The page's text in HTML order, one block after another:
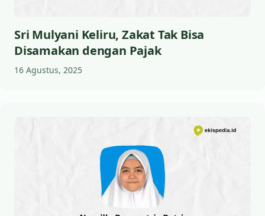
Sri Mulyani Keliru, Zakat Tak Bisa
Disamakan dengan Pajak
16 Agustus, 2025